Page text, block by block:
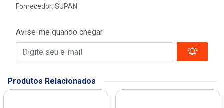
Fornecedor: SUPAN
Avise-me quando chegar
Produtos Relacionados